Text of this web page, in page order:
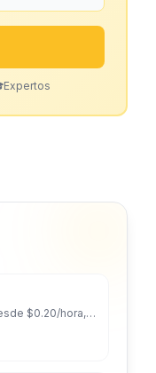
Expertos
$0.20/hora,